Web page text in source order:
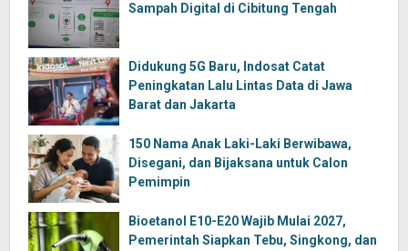
Sampah Digital di Cibitung Tengah
Didukung 5G Baru, Indosat Catat
Peningkatan Lalu Lintas Data di Jawa
Barat dan Jakarta
150 Nama Anak Laki-Laki Berwibawa,
Disegani, dan Bijaksana untuk Calon
Pemimpin
Bioetanol E10-E20 Wajib Mulai 2027,
Pemerintah Siapkan Tebu, Singkong, dan